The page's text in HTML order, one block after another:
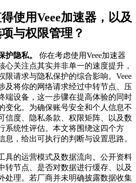
使用Veee加速器，以及
与权限管理？
护隐私。
你在考虑使用Veee加速器
心关注点其实并非单一的速度提升，
限请求与隐私保护的综合影响。Veee
及将你的网络请求经过中转节点、压
端设备，这一步骤在提高体验的同时
变化。为确保账号安全和个人信息不
信度、隐私条款、权限矩阵、以及数
系统性评估。本文将围绕这四个方
息，给出可执行的判断与设置思路。
具的运营模式及数据流向。公开资料
转节点、是否对数据进行缓存、以及
处理。若厂商并未明确披露数据收集